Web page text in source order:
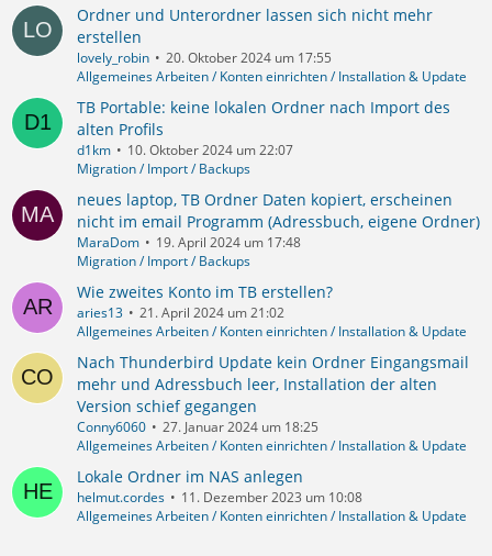
Ordner und Unterordner lassen sich nicht mehr
erstellen
lovely_robin
20. Oktober 2024 um 17:55
Allgemeines Arbeiten / Konten einrichten / Installation & Update
TB Portable: keine lokalen Ordner nach Import des
alten Profils
d1km
10. Oktober 2024 um 22:07
Migration / Import / Backups
neues laptop, TB Ordner Daten kopiert, erscheinen
nicht im email Programm (Adressbuch, eigene Ordner)
MaraDom
19. April 2024 um 17:48
Migration / Import / Backups
Wie zweites Konto im TB erstellen?
aries13
21. April 2024 um 21:02
Allgemeines Arbeiten / Konten einrichten / Installation & Update
Nach Thunderbird Update kein Ordner Eingangsmail
mehr und Adressbuch leer, Installation der alten
Version schief gegangen
Conny6060
27. Januar 2024 um 18:25
Allgemeines Arbeiten / Konten einrichten / Installation & Update
Lokale Ordner im NAS anlegen
helmut.cordes
11. Dezember 2023 um 10:08
Allgemeines Arbeiten / Konten einrichten / Installation & Update